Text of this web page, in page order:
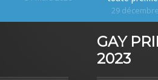
29
GAY
2023